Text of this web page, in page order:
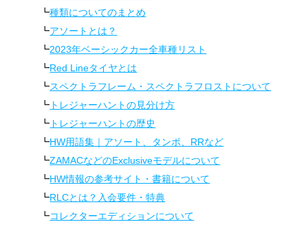
種類についてのまとめ
アソートとは？
2023年ベーシックカー全車種リスト
Red Lineタイヤとは
スペクトラフレーム・スペクトラフロストについて
トレジャーハントの見分け方
トレジャーハントの歴史
HW用語集｜アソート、タンポ、RRなど
ZAMACなどのExclusiveモデルについて
HW情報の参考サイト・書籍について
RLCとは？入会要件・特典
コレクターエディションについて